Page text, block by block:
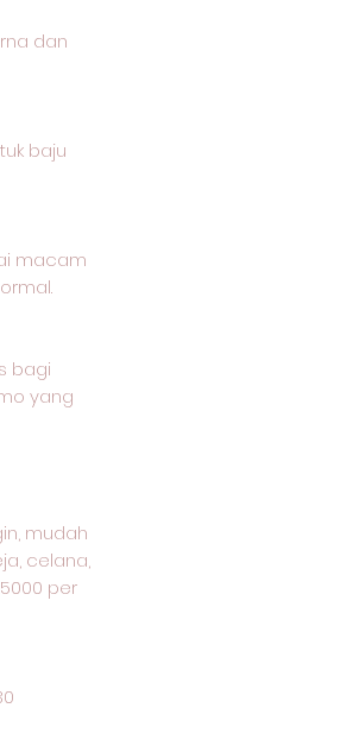
dan
baju
macam
bagi
yang
mudah
celana,
per